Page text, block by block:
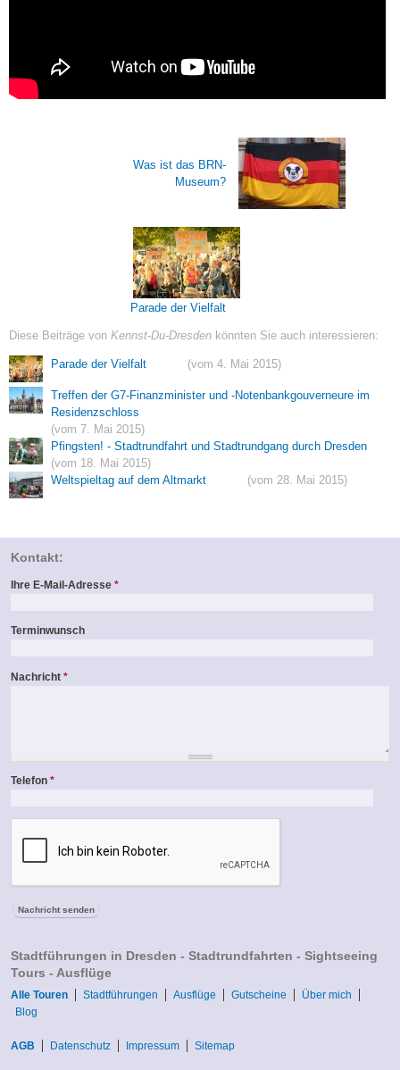
Was ist das BRN-
Museum?
Parade der Vielfalt
Diese Beiträge von Kennst-Du-Dresden könnten Sie auch interessieren:
Parade der Vielfalt (vom 4. Mai 2015)
Treffen der G7-Finanzminister und -Notenbankgouverneure im
Residenzschloss
(vom 7. Mai 2015)
Pfingsten! - Stadtrundfahrt und Stadtrundgang durch Dresden
(vom 18. Mai 2015)
Weltspieltag auf dem Altmarkt
(vom 28. Mai 2015)
Kontakt:
Ihre E-Mail-Adresse*
Terminwunsch
Nachricht*
Telefon*
Stadtführungen in Dresden - Stadtrundfahrten - Sightseeing
Tours - Ausflüge
Alle Touren Stadtführungen Ausflüge Gutscheine
Über mich
Blog
AGB Datenschutz Impressum Sitemap